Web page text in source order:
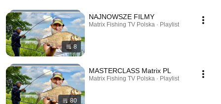
8
NAJNOWSZE FILMY
Matrix Fishing TV Polska · Playlist
80
MASTERCLASS Matrix PL
Matrix Fishing TV Polska · Playlist